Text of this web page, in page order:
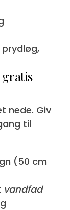
prydløg,
nede. Giv
til
(50 cm
vandfad